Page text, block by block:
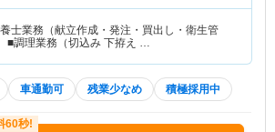
士業務（献立作成・発注・買出し・衛生管
■調理業務（切込み 下拵え …
車通勤可 残業少なめ 積極採用中